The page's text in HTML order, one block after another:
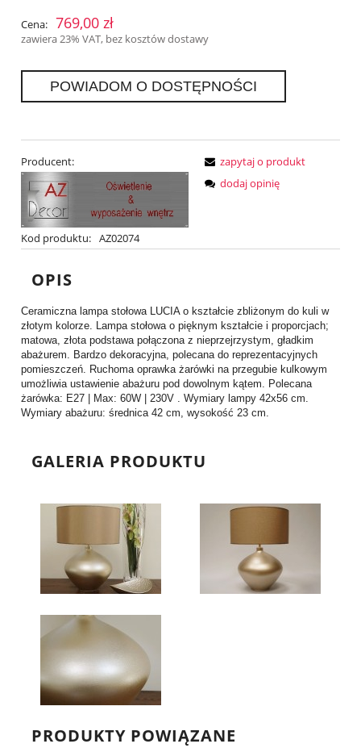
Cena: 769,00 zł
zawiera 23% VAT, bez kosztów dostawy
POWIADOM O DOSTĘPNOŚCI
Producent:
Kod produktu: AZ02074
zapytaj o produkt
dodaj opinię
OPIS
Ceramiczna lampa stołowa LUCIA o kształcie zbliżonym do kuli w
złotym kolorze. Lampa stołowa o pięknym kształcie i proporcjach;
matowa, złota podstawa połączona z nieprzejrzystym, gładkim
abażurem. Bardzo dekoracyjna, polecana do reprezentacyjnych
pomieszczeń. Ruchoma oprawka żarówki na przegubie kulkowym
umożliwia ustawienie abażuru pod dowolnym kątem. Polecana
żarówka: E27 | Max: 60W | 230V . Wymiary lampy 42x56 cm.
Wymiary abażuru: średnica 42 cm, wysokość 23 cm.
GALERIA PRODUKTU
PRODUKTY POWIĄZANE